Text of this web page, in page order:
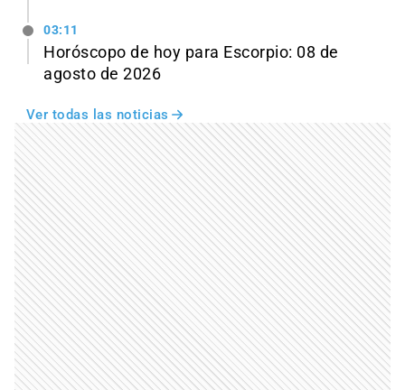
03:11
Horóscopo de hoy para Escorpio: 08 de
agosto de 2026
Ver todas las noticias